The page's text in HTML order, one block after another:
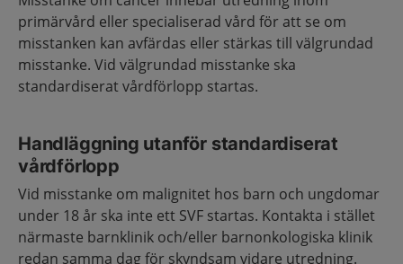
primärvård eller specialiserad vård för att se om
misstanken kan avfärdas eller stärkas till välgrundad
misstanke. Vid välgrundad misstanke ska
standardiserat vårdförlopp startas.
Handläggning utanför standardiserat
vårdförlopp
Vid misstanke om malignitet hos barn och ungdomar
under 18 år ska inte ett SVF startas. Kontakta i stället
närmaste barnklinik och/eller barnonkologiska klinik
redan samma dag för skyndsam vidare utredning.